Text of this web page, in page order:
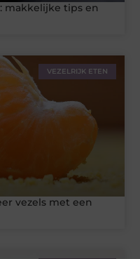
makkelijke tips en
VEZELRIJK ETEN
vezels met een